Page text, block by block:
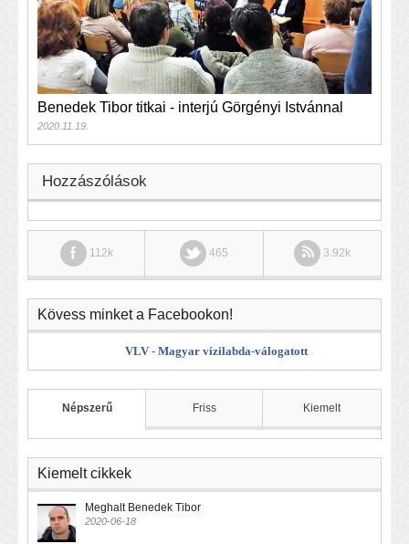
Benedek Tibor titkai - interjú Görgényi Istvánnal
2020.11.19.
Hozzászólások
112k 465 3.92k
Kövess minket a Facebookon!
VLV - Magyar vízilabda-válogatott
Népszerű Friss Kiemelt
Kiemelt cikkek
Meghalt Benedek Tibor
2020-06-18